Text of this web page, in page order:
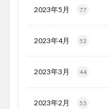
2023年5月 77
2023年4月 53
2023年3月 44
2023年2月 53